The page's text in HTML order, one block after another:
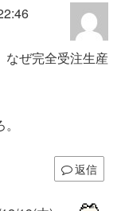
なぜ完全受注生産
返信